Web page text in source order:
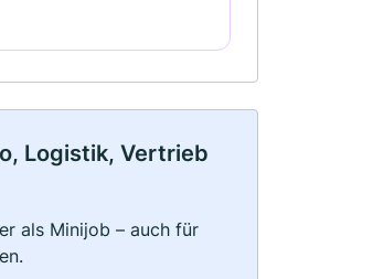
Logistik, Vertrieb
als Minijob – auch für